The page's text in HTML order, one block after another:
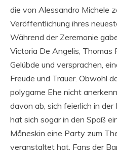
die von Alessandro Michele
Veröffentlichung ihres
Während der Zeremonie
Victoria De Angelis, Thomas
Gelübde und versprachen,
Freude und Trauer. Obwohl
polygame Ehe nicht
davon ab, sich feierlich in
hat sich sogar in den Spaß
Måneskin eine Party zum
veranstaltet hat. Fans der